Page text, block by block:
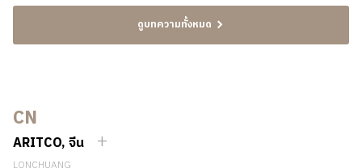
ดูบทความทั้งหมด
CN
ARITCO, จีน